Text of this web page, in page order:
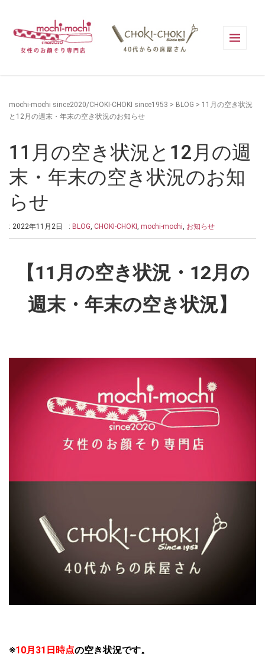
mochi-mochi since2020/CHOKI-CHOKI since1953 > BLOG > 11月の空き状況
と12月の週末・年末の空き状況のお知らせ
11月の空き状況と12月の週
末・年末の空き状況のお知
らせ
: 2022年11月2日 : BLOG, CHOKI-CHOKI , mochi-mochi, お知らせ
【11月の空き状況・12月の
週末・年末の空き状況】
※10月31日時点の空き状況です。